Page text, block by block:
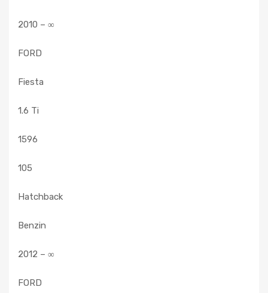
2010 – ∞
FORD
Fiesta
1.6 Ti
1596
105
Hatchback
Benzin
2012 – ∞
FORD